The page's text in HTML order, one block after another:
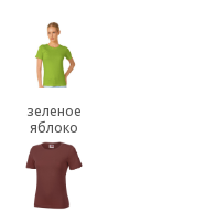
зеленое
яблоко